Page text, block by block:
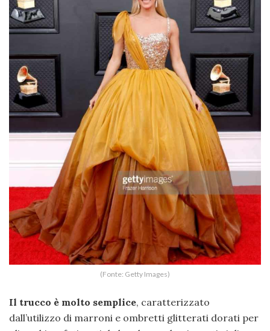
(Fonte: Getty Images)
Il trucco è molto semplice, caratterizzato
dall’utilizzo di marroni e ombretti glitterati dorati per